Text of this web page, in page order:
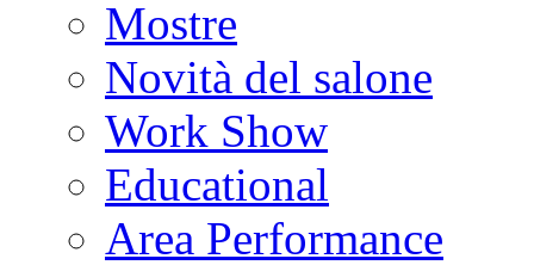
Mostre
Novità del salone
Work Show
Educational
Area Performance